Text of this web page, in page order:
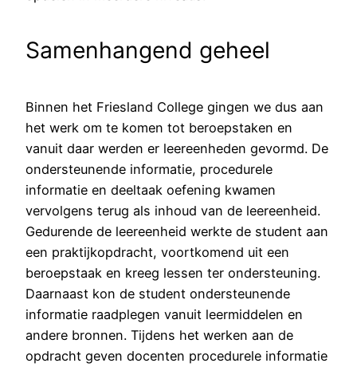
Samenhangend geheel
Binnen het Friesland College gingen we dus aan
het werk om te komen tot beroepstaken en
vanuit daar werden er leereenheden gevormd. De
ondersteunende informatie, procedurele
informatie en deeltaak oefening kwamen
vervolgens terug als inhoud van de leereenheid.
Gedurende de leereenheid werkte de student aan
een praktijkopdracht, voortkomend uit een
beroepstaak en kreeg lessen ter ondersteuning.
Daarnaast kon de student ondersteunende
informatie raadplegen vanuit leermiddelen en
andere bronnen. Tijdens het werken aan de
opdracht geven docenten procedurele informatie